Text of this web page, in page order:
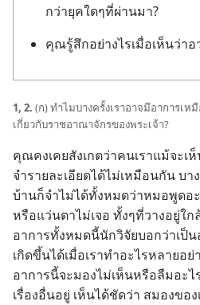
กว่ายุคใดๆที่ผ่านมา?
คุณรู้สึกอย่างไรเมื่อเห็นว่าอ
1, 2. (ก) ทำไมบางครั้งเราอาจมีอาการเห
เกี่ยวกับราชอาณาจักรของพระเจ้า?
คุณคงเคยสังเกตว่าคนเราแม้จะเ
จำรายละเอียดได้ไม่เหมือนกัน บาง
บ้านก็จำไม่ได้ทั้งหมดว่าหมอพูดอ
หรือแว่นตาไม่เจอ ทั้งๆที่วางอยู่ใก
อาการทั้งหมดนี้นักวิจัยบอกว่าเป็น
เกิดขึ้นได้เมื่อเราทำอะไรหลายอย่
อาการนี้จะมองไม่เห็นหรือลืมอะไ
เรื่องอื่นอยู่ เห็นได้ชัดว่า สมองของ